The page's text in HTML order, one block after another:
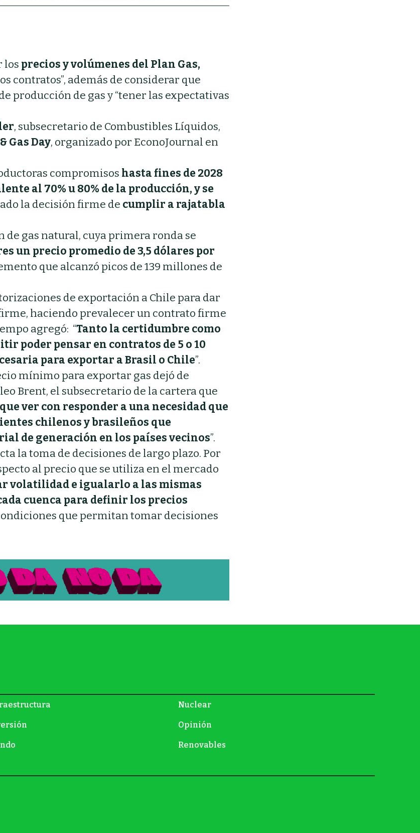
los precios y volúmenes del Plan Gas,
contratos”, además de considerar que
de gas y “tener las expectativas
, subsecretario de Combustibles Líquidos,
Gas Day, organizado por EconoJournal en
compromisos hasta fines de 2028
al 70% u 80% de la producción, y se
la decisión firme de cumplir a rajatabla
gas natural, cuya primera ronda se
un precio promedio de 3,5 dólares por
que alcanzó picos de 139 millones de
de exportación a Chile para dar
haciendo prevalecer un contrato firme
agregó: “Tanto la certidumbre como
poder pensar en contratos de 5 o 10
para exportar a Brasil o Chile”.
mínimo para exportar gas dejó de
Brent, el subsecretario de la cartera que
ver con responder a una necesidad que
chilenos y brasileños que
de generación en los países vecinos”.
la toma de decisiones de largo plazo. Por
al precio que se utiliza en el mercado
volatilidad e igualarlo a las mismas
cuenca para definir los precios
que permitan tomar decisiones
Nuclear
Opinión
Renovables